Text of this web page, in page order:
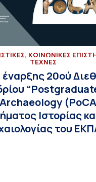
ΚΟΙΝΩΝΙΚΕΣ
ΤΕΧΝΕΣ
έναρξης 20ού
Ιστορίας
του